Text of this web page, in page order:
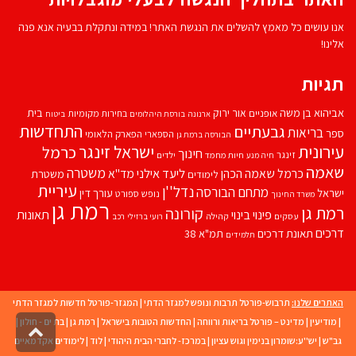
אנו עושים כל מאמץ להשלים את הנגשת האתר! במידה ונתקלת בבעיה אנא פנה
אלינו!
תגיות
אביהוא בן משהאופניים אור ירוק ארנונה בורסת היהלומים בחירות מקומיות ביטוח בית
ספרבריאותגבעתיים הבורסה ברמת גן הספארי הפארק הלאומי התחדשות
עירוניתזינגר חיה מנע חיות מחמד חינוך ילדים ישראל זינגרכרמל
שאמה כרמל שאמה הכהן לימודים ליעד אילנימד''אמשטרה משטרת
ישראל משרד החינוך מתחם הבורסהנדל''ן נופש ספורט עורך דין עיריית
רמת גן עסקים פינוי בינוי קהילה קורונה רועי ברזילי רכב רמת גן תאונות
דרכים תאונת דרכים תלמידים תמ"א 38
האתרים שלנו: תרבוש-פורטל תרבות ונופש למגזר הדתי | המגזר-פורטל חדשות למגזר הדתי
| מודיעין | מדינט – פורטל בריאות ורווחה | החדשות הטובות בישראל | רמת גן |בת ים - חולון |
גב"ש | יש''ע:שומרון בנימין וגוש עציון |במרכז- לחברי הבית היהודי |לוד |לימודים אקדמאיים